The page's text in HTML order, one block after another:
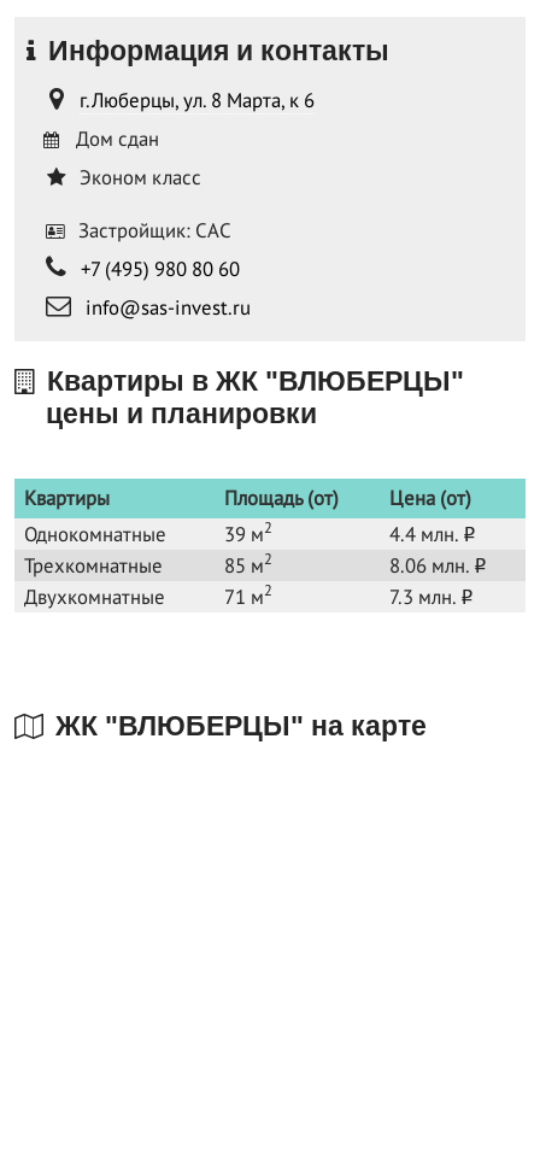
Информация и контакты
г.Люберцы, ул. 8 Марта, к 6
Дом сдан
Эконом класс
Застройщик: САС
+7 (495) 980 80 60
info@sas-invest.ru
Квартиры в ЖК "ВЛЮБЕРЦЫ"
цены и планировки
Квартиры Площадь (от)
Цена (от)
Однокомнатные
39 м2 4.4 млн. o
Трехкомнатные 85 м2 8.06 млн. o
Двухкомнатные 71 м2 7.3 млн. o
ЖК "ВЛЮБЕРЦЫ" на карте